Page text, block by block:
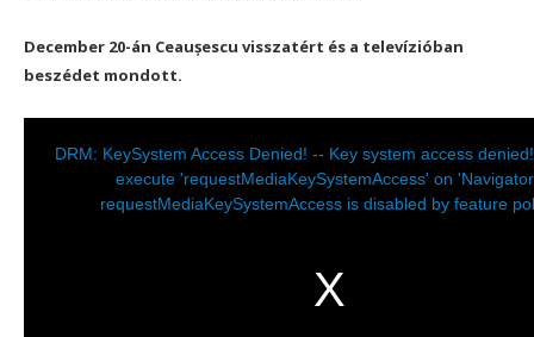
December 20-án Ceaușescu visszatért és a televízióban
beszédet mondott.